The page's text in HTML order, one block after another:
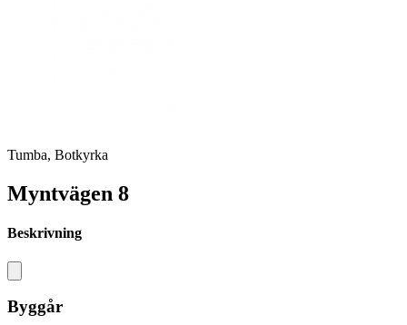
Tumba, Botkyrka
Myntvägen 8
Beskrivning
Byggår